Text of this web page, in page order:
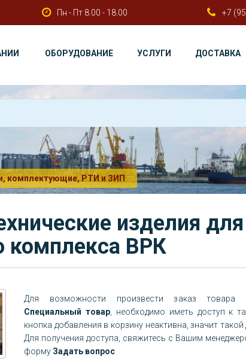
Пн - Пт 8.00 - 18.00 +7
ОБОРУДОВАНИЕ УСЛУГИ ДОСТАВКА
комплектующие, РТИ и ЗИП
изделия
комплекса ВРК
Для возможности произвести заказ товара
Специальный товар, необходимо иметь доступ к
кнопка добавления в корзину неактивна, значит такой
Для получения доступа, свяжитесь с Вашим
форму Задать вопрос